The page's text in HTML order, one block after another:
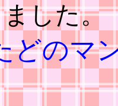
した。
どのマ